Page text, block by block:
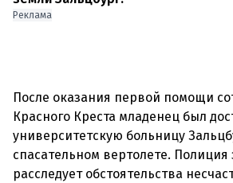
Реклама
После оказания первой помощи
Красного Креста младенец был
университетскую больницу
спасательном вертолете. Полиция
расследует обстоятельства